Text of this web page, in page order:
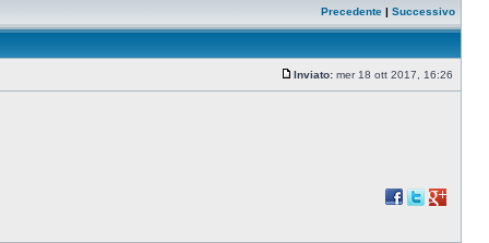
Precedente | Successivo
Inviato: mer 18 ott 2017, 16:26